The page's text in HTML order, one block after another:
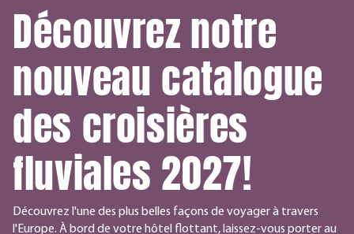
Découvrez notre
nouveau catalogue
des croisières
fluviales 2027!
Découvrez l'une des plus belles façons de voyager à travers
l'Europe. À bord de votre hôtel flottant, laissez-vous porter au